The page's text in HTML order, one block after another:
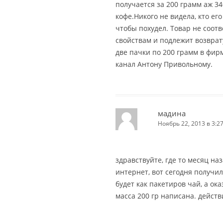
получается за 200 грамм аж
кофе.Никого не видела, кто
чтобы похудел. Товар не
свойствам и подлежит
две пачки по 200 грамм в
канал Антону Привольному.
мадина
Ноябрь 22, 2013 в
здравствуйте, где то месяц
интернет, вот сегодня
будет как пакетиров чай, а
масса 200 гр написана.